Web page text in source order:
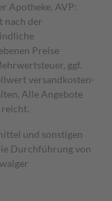
Apotheke. AVP:
nach der
Preise
ggf.
versand­kosten­
Alle Angebote
und sonstigen
Durchführung von